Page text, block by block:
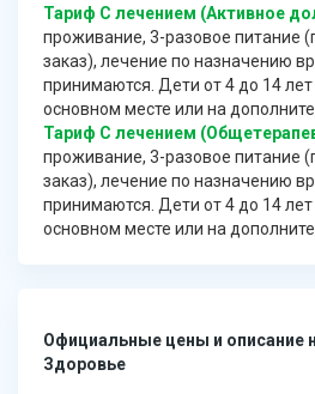
Тариф С лечением (Активное
проживание, 3-разовое питание
заказ), лечение по назначению
принимаются. Дети от 4 до 14
основном месте или на
Тариф С лечением
проживание, 3-разовое питание
заказ), лечение по назначению
принимаются. Дети от 4 до 14
основном месте или на
Официальные цены и описание
Здоровье